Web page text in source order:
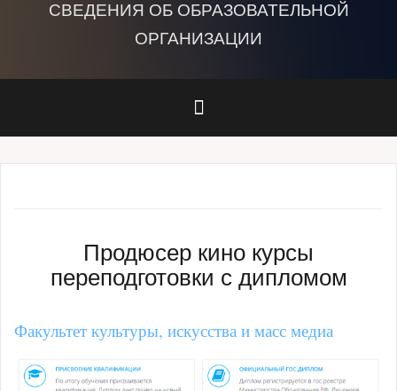
СВЕДЕНИЯ ОБ ОБРАЗОВАТЕЛЬНОЙ
ОРГАНИЗАЦИИ
Продюсер кино курсы
переподготовки с дипломом
Факультет культуры, искусства и масс медиа